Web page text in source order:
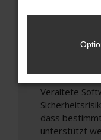
Das kann
Stelle
Veraltete
dass
unterstützt